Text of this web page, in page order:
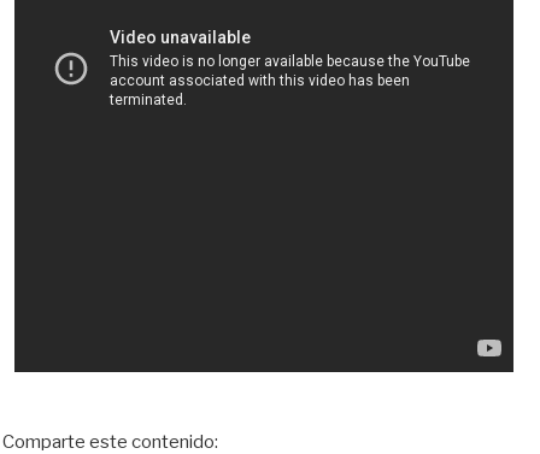
Comparte este contenido: